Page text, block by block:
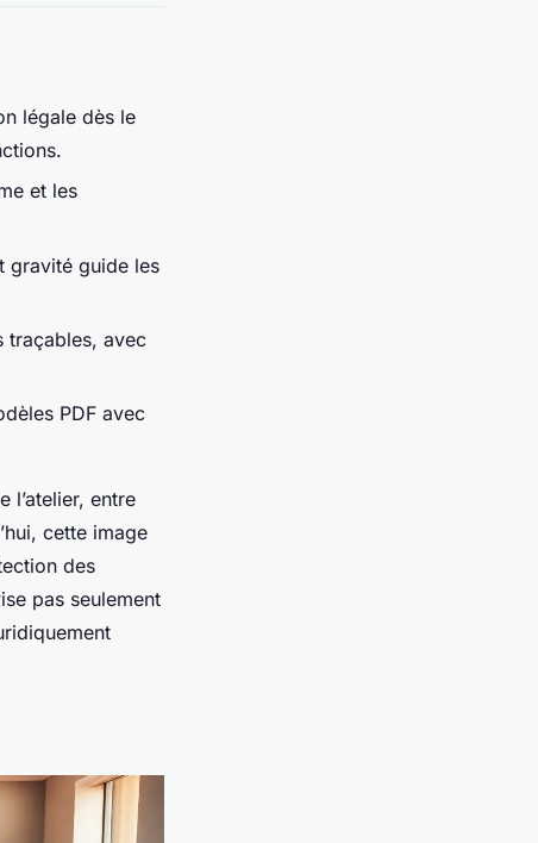
légale dès le
et les
gravité guide les
traçables, avec
PDF avec
l’atelier, entre
cette image
des
pas seulement